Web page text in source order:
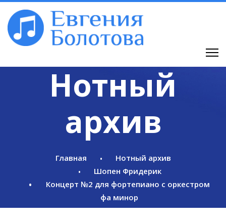
Нотный
архив
Главная
Нотный архив
Шопен Фридерик
Концерт №2 для фортепиано с оркестром
фа минор